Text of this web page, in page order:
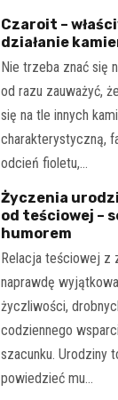
Czaroit –
działanie
Nie trzeba znać się
od razu zauważyć,
się na tle innych
charakterystyczną,
odcień fioletu,…
Życzenia
od teściowej –
humorem
Relacja teściowej z
naprawdę
życzliwości,
codziennego
szacunku. Urodziny
powiedzieć mu…